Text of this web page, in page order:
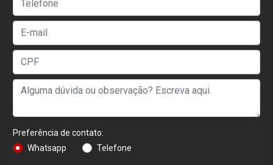
Preferência de contato:
Whatsapp
Telefone